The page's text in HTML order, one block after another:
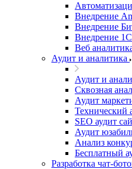
Внедрение
Внедрение
Внедрение
Веб
Аудит и аналитика
Аудит и
Сквозная
Аудит
Технический
SEO аудит
Аудит
Анализ
Бесплатный
Разработка чат-